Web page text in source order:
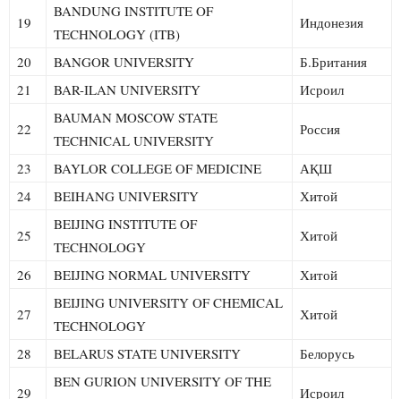
19
BANDUNG INSTITUTE OF
TECHNOLOGY (ITB)
Индонезия
20 BANGOR UNIVERSITY
Б.Британия
21
BAR-ILAN UNIVERSITY Исроил
22
BAUMAN MOSCOW STATE
TECHNICAL UNIVERSITY
Россия
23 BAYLOR COLLEGE OF MEDICINE
АҚШ
24
BEIHANG UNIVERSITY Хитой
25
BEIJING INSTITUTE OF
TECHNOLOGY
Хитой
26 BEIJING NORMAL UNIVERSITY Хитой
27
BEIJING UNIVERSITY OF CHEMICAL
TECHNOLOGY
Хитой
28 BELARUS STATE UNIVERSITY Белорусь
29
BEN GURION UNIVERSITY OF THE
Исроил